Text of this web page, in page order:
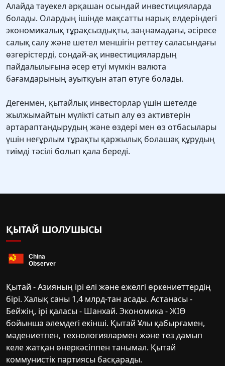
Алайда тәуекел әрқашан осындай инвестицияларда
болады. Олардың ішінде мақсатты нарық елдеріндегі
экономикалық тұрақсыздықты, заңнамадағы, әсіресе
салық салу және шетел меншігін реттеу саласындағы
өзгерістерді, сондай-ақ инвестициялардың
пайдалылығына әсер етуі мүмкін валюта
бағамдарының ауытқуын атап өтуге болады.
Дегенмен, қытайлық инвесторлар үшін шетелде
жылжымайтын мүлікті сатып алу өз активтерін
әртараптандырудың және өздері мен өз отбасылары
үшін неғұрлым тұрақты қаржылық болашақ құрудың
тиімді тәсілі болып қала береді.
ҚЫТАЙ ШОЛУШЫСЫ
Қытай - Азияның ірі елі және ежелгі өркениеттердің
бірі. Халық саны 1,4 млрд-тан асады. Астанасы -
Бейжің, ірі қаласы - Шанхай. Экономика - ЖІӨ
бойынша әлемдегі екінші. Қытай Ұлы қабырғамен,
мәдениетпен, технологиялармен және тез дамып
келе жатқан өнеркәсіппен танымал. Қытай
коммунистік партиясы басқарады.